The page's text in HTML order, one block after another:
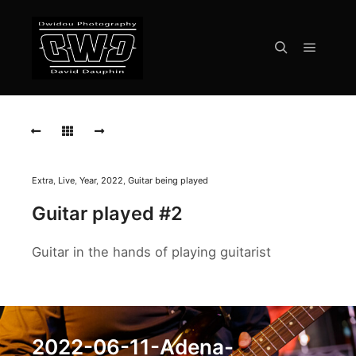
2022-
Adena-
2022-
06-
Extra, Live, Year, 2022, Guitar being played
Guitar played #2
Guitar in the hands of playing guitarist
2022-06-11-Adena-